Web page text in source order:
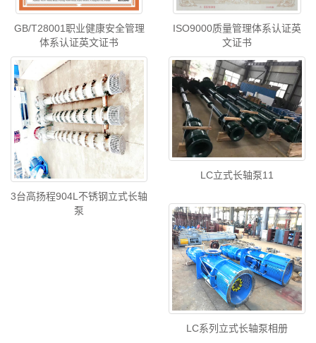
GB/T28001职业健康安全管理
体系认证英文证书
ISO9000质量管理体系认证英
文证书
3台高扬程904L不锈钢立式长轴
泵
LC立式长轴泵11
LC系列立式长轴泵相册